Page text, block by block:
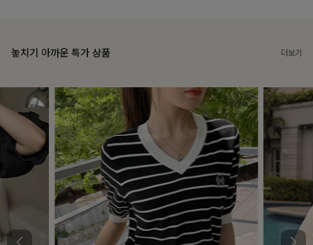
놓치기 아까운 특가 상품 더보기